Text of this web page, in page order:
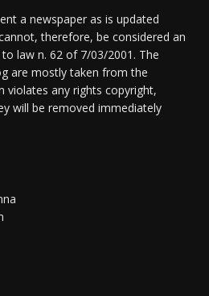
a newspaper as is updated
therefore, be considered an
law n. 62 of 7/03/2001. The
are mostly taken from the
violates any rights copyright,
will be removed immediately